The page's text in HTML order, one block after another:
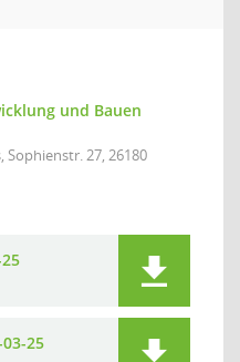
und Bauen
Sophienstr. 27, 26180
25